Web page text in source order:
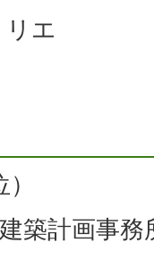
リエ
築計画事務